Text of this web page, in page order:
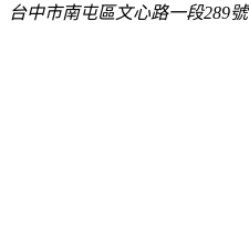
台中市南屯區文心路一段289號